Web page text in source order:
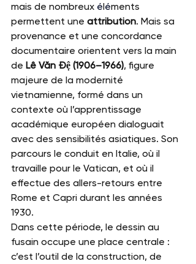
mais de nombreux éléments
permettent une attribution. Mais sa
provenance et une concordance
documentaire orientent vers la main
de Lê Văn Đệ (1906–1966), figure
majeure de la modernité
vietnamienne, formé dans un
contexte où l’apprentissage
académique européen dialoguait
avec des sensibilités asiatiques. Son
parcours le conduit en Italie, où il
travaille pour le Vatican, et où il
effectue des allers-retours entre
Rome et Capri durant les années
1930.
Dans cette période, le dessin au
fusain occupe une place centrale :
c’est l’outil de la construction, de